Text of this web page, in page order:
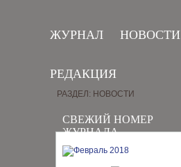
ЖУРНАЛ НОВОСТИ
РЕДАКЦИЯ
СВЕЖИЙ НОМЕР
ЖУРНАЛА
РАЗДЕЛ: НОВОСТИ